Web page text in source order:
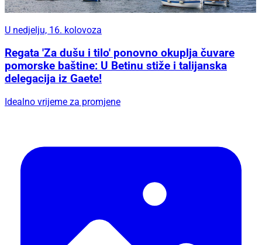
U nedjelju, 16. kolovoza
Regata 'Za dušu i tilo' ponovno okuplja čuvare
pomorske baštine: U Betinu stiže i talijanska
delegacija iz Gaete!
Idealno vrijeme za promjene